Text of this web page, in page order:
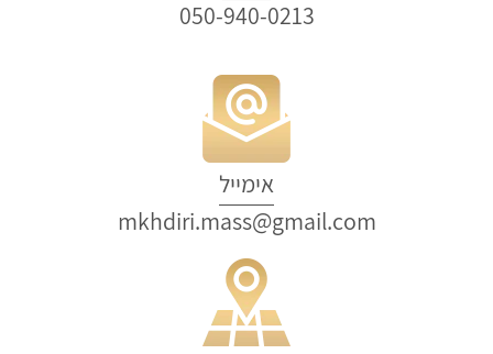
050-940-0213
אימייל
mkhdiri.mass@gmail.com